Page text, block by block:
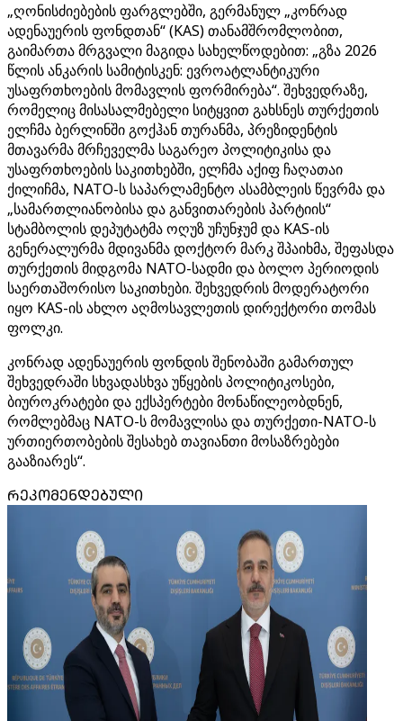
„ღონისძიებების ფარგლებში, გერმანულ „კონრად
ადენაუერის ფონდთან“ (KAS) თანამშრომლობით,
გაიმართა მრგვალი მაგიდა სახელწოდებით: „გზა 2026
წლის ანკარის სამიტისკენ: ევროატლანტიკური
უსაფრთხოების მომავლის ფორმირება“. შეხვედრაზე,
რომელიც მისასალმებელი სიტყვით გახსნეს თურქეთის
ელჩმა ბერლინში გოქჰან თურანმა, პრეზიდენტის
მთავარმა მრჩეველმა საგარეო პოლიტიკისა და
უსაფრთხოების საკითხებში, ელჩმა აქიფ ჩაღათაი
ქილიჩმა, NATO-ს საპარლამენტო ასამბლეის წევრმა და
„სამართლიანობისა და განვითარების პარტიის“
სტამბოლის დეპუტატმა ოღუზ უჩუნჯუმ და KAS-ის
გენერალურმა მდივანმა დოქტორ მარკ შპაიხმა, შეფასდა
თურქეთის მიდგომა NATO-სადმი და ბოლო პერიოდის
საერთაშორისო საკითხები. შეხვედრის მოდერატორი
იყო KAS-ის ახლო აღმოსავლეთის დირექტორი თომას
ფოლკი.
კონრად ადენაუერის ფონდის შენობაში გამართულ
შეხვედრაში სხვადასხვა უწყების პოლიტიკოსები,
ბიუროკრატები და ექსპერტები მონაწილეობდნენ,
რომლებმაც NATO-ს მომავლისა და თურქეთი-NATO-ს
ურთიერთობების შესახებ თავიანთი მოსაზრებები
გააზიარეს“.
ᲠᲔᲙᲝᲛᲔᲜᲓᲔᲑᲣᲚᲘ